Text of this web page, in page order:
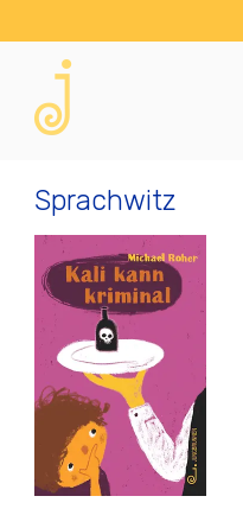
Sprachwitz